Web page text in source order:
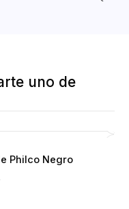
uno de
Philco Negro